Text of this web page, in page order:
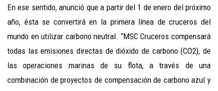
En ese sentido, anunció que a partir del 1 de enero del próximo
año, ésta se convertirá en la primera línea de cruceros del
mundo en utilizar carbono neutral. “MSC Cruceros compensará
todas las emisiones directas de dióxido de carbono (CO2), de
las operaciones marinas de su flota, a través de una
combinación de proyectos de compensación de carbono azul y